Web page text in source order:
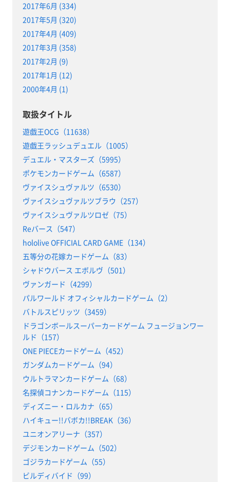
2017年6月 (334)
2017年5月 (320)
2017年4月 (409)
2017年3月 (358)
2017年2月 (9)
2017年1月 (12)
2000年4月 (1)
取扱タイトル
遊戯王OCG（11638）
遊戯王ラッシュデュエル（1005）
デュエル・マスターズ（5995）
ポケモンカードゲーム（6587）
ヴァイスシュヴァルツ（6530）
ヴァイスシュヴァルツブラウ（257）
ヴァイスシュヴァルツロゼ（75）
Reバース（547）
hololive OFFICIAL CARD GAME（134）
五等分の花嫁カードゲーム（83）
シャドウバース エボルヴ（501）
ヴァンガード（4299）
パルワールド オフィシャルカードゲーム（2）
バトルスピリッツ（3459）
ドラゴンボールスーパーカードゲーム フュージョンワー
ルド（157）
ONE PIECEカードゲーム（452）
ガンダムカードゲーム（94）
ウルトラマンカードゲーム（68）
名探偵コナンカードゲーム（115）
ディズニー・ロルカナ（65）
ハイキュー!!バボカ!!BREAK（36）
ユニオンアリーナ（357）
デジモンカードゲーム（502）
ゴジラカードゲーム（55）
ビルディバイド（99）